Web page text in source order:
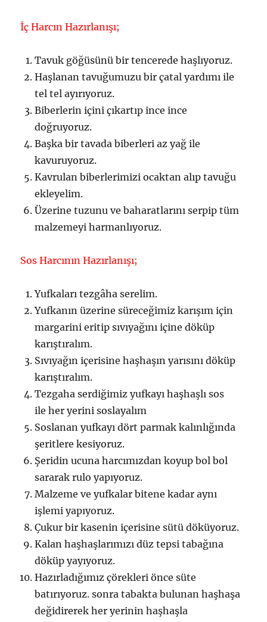
İç Harcın Hazırlanışı;
Tavuk göğüsünü bir tencerede haşlıyoruz.
Haşlanan tavuğumuzu bir çatal yardımı ile
tel tel ayırıyoruz.
Biberlerin içini çıkartıp ince ince
doğruyoruz.
Başka bir tavada biberleri az yağ ile
kavuruyoruz.
Kavrulan biberlerimizi ocaktan alıp tavuğu
ekleyelim.
Üzerine tuzunu ve baharatlarını serpip tüm
malzemeyi harmanlıyoruz.
Sos Harcının Hazırlanışı;
Yufkaları tezgâha serelim.
Yufkanın üzerine süreceğimiz karışım için
margarini eritip sıvıyağını içine döküp
karıştıralım.
Sıvıyağın içerisine haşhaşın yarısını döküp
karıştıralım.
Tezgaha serdiğimiz yufkayı haşhaşlı sos
ile her yerini soslayalım
Soslanan yufkayı dört parmak kalınlığında
şeritlere kesiyoruz.
Şeridin ucuna harcımızdan koyup bol bol
sararak rulo yapıyoruz.
Malzeme ve yufkalar bitene kadar aynı
işlemi yapıyoruz.
Çukur bir kasenin içerisine sütü döküyoruz.
Kalan haşhaşlarımızı düz tepsi tabağına
döküp yayıyoruz.
Hazırladığımız çörekleri önce süte
batırıyoruz. sonra tabakta bulunan haşhaşa
değidirerek her yerinin haşhaşla